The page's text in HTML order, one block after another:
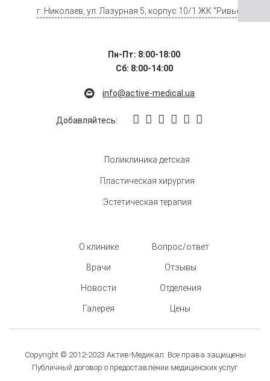
г. Николаев, ул. Лазурная 5, корпус 10/1 ЖК "Ривьера".
Пн-Пт: 8:00-18:00
Сб: 8:00-14:00
info@active-medical.ua
Добавляйтесь:
Поликлиника детская
Пластическая хирургия
Эстетическая терапия
О клинике
Врачи
Новости
Галерея
Вопрос/ответ
Отзывы
Отделения
Цены
Copyright © 2012-2023 Актив-Медикал. Все права защищены
Публичный договор о предоставлении медицинских услуг